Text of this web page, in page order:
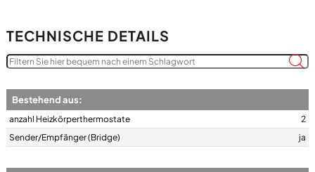
Öffnen der Fenster sofort Temperatur absenken
mit Auswärts-Modus, Frostschutzautomatik, Ventilschutzfunktion
gegen Verkalken, Fenster-auf-Erkennung
gewohnte Bedienung mittels Drehregler
Ihre Daten werden ausschließlich auf deutschen Servern gelagert
TECHNISCHE DETAILS
Bestehend aus:
anzahl Heizkörperthermostate
2
Sender/Empfänger (Bridge)
ja